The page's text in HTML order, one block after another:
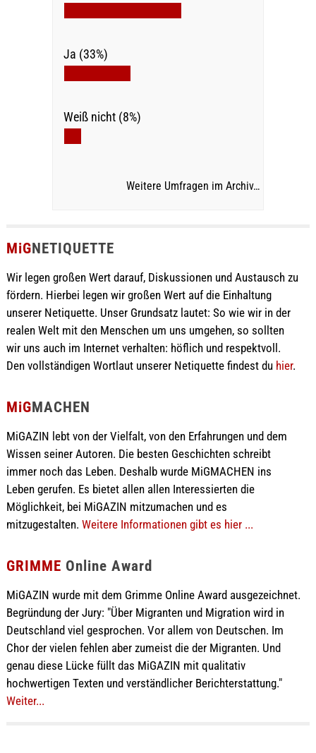
Ja (33%)
Weiß nicht (8%)
Weitere Umfragen im Archiv…
MiGNETIQUETTE
Wir legen großen Wert darauf, Diskussionen und Austausch zu
fördern. Hierbei legen wir großen Wert auf die Einhaltung
unserer Netiquette. Unser Grundsatz lautet: So wie wir in der
realen Welt mit den Menschen um uns umgehen, so sollten
wir uns auch im Internet verhalten: höflich und respektvoll.
Den vollständigen Wortlaut unserer Netiquette findest du hier.
MiGMACHEN
MiGAZIN lebt von der Vielfalt, von den Erfahrungen und dem
Wissen seiner Autoren. Die besten Geschichten schreibt
immer noch das Leben. Deshalb wurde MiGMACHEN ins
Leben gerufen. Es bietet allen allen Interessierten die
Möglichkeit, bei MiGAZIN mitzumachen und es
mitzugestalten. Weitere Informationen gibt es hier ...
GRIMME Online Award
MiGAZIN wurde mit dem Grimme Online Award ausgezeichnet.
Begründung der Jury: "Über Migranten und Migration wird in
Deutschland viel gesprochen. Vor allem von Deutschen. Im
Chor der vielen fehlen aber zumeist die der Migranten. Und
genau diese Lücke füllt das MiGAZIN mit qualitativ
hochwertigen Texten und verständlicher Berichterstattung."
Weiter...